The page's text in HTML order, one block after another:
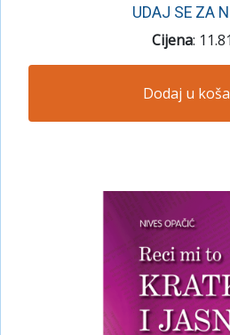
UDAJ SE ZA
Cijena:
Dodaj u